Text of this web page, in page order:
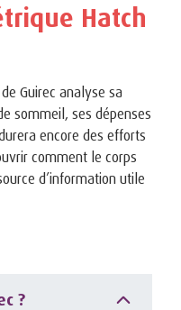
Hatch
Guirec analyse sa
sommeil, ses dépenses
encore des efforts
comment le corps
d’information utile
?